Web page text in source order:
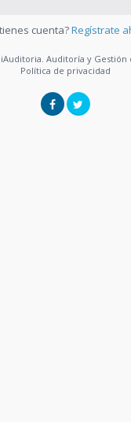
cuenta?Regístrate
Auditoría y Gestión
Política de privacidad